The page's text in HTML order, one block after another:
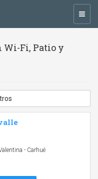
Wi-Fi, Patio y
- Carhué